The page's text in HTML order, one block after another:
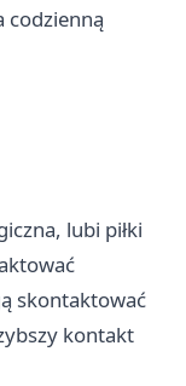
codzienną
lubi piłki
skontaktować
kontakt